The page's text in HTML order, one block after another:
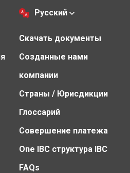
Русский
Скачать документы
Созданные нами
компании
Страны / Юрисдикции
Глоссарий
Совершение платежа
One IBC структура IBC
FAQs